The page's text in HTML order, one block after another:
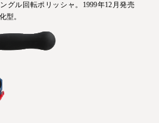
グル回転ポリッシャ。1999年12月発売
型。